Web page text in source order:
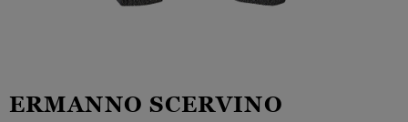
ERMANNO SCERVINO